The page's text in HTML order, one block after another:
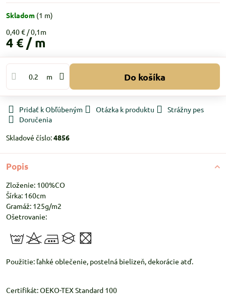
Skladom (1 m)
0,40 €
4 € / m
m Do košíka
Pridať k Obľúbeným Otázka k produktu
Strážny pes
Doručenia
Skladové číslo:4856
Popis
Zloženie: 100%CO
Šírka: 160cm
Gramáž: 125g/m2
Ošetrovanie:
Použitie: ľahké oblečenie, postelná bielizeň, dekorácie atď.
Certifikát: OEKO-TEX Standard 100